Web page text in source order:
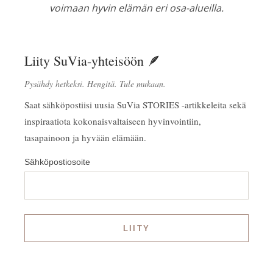
voimaan hyvin elämän eri osa-alueilla.
Liity SuVia-yhteisöön 🪶
Pysähdy hetkeksi. Hengitä. Tule mukaan.
Saat sähköpostiisi uusia SuVia STORIES -artikkeleita sekä
inspiraatiota kokonaisvaltaiseen hyvinvointiin,
tasapainoon ja hyvään elämään.
Sähköpostiosoite